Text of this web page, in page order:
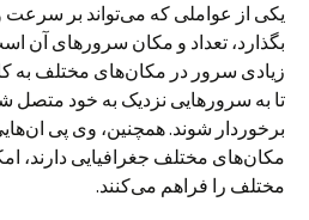
یکی از عواملی که می‌تواند بر سرعت و
بگذارد، تعداد و مکان سرورهای آن
زیادی سرور در مکان‌های مختلف به
تا به سرورهایی نزدیک به خود متصل
برخوردار شوند. همچنین، وی پی
مکان‌های مختلف جغرافیایی دارند،
مختلف را فراهم می‌کنند.